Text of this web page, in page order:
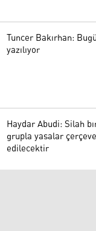
Tuncer Bakırhan:
yazılıyor
Haydar Abudi: Silah
grupla yasalar
edilecektir